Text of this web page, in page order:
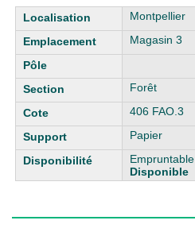
Liste des exemplaires
Montpellier
Magasin 3
Forêt
406 FAO.3
Papier
Empruntable
Disponible